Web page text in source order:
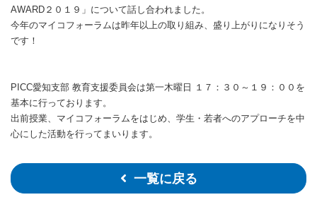
AWARD２０１９」について話し合われました。
今年のマイコフォーラムは昨年以上の取り組み、盛り上がりになりそう
です！
PICC愛知支部 教育支援委員会は第一木曜日 １７：３０～１９：００を
基本に行っております。
出前授業、マイコフォーラムをはじめ、学生・若者へのアプローチを中
心にした活動を行ってまいります。
一覧に戻る